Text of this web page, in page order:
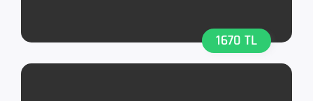
1670 TL